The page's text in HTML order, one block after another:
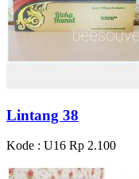
Lintang 38
Kode : U16 Rp 2.100